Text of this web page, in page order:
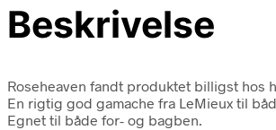
Beskrivelse
Roseheaven fandt produktet billigst hos
En rigtig god gamache fra LeMieux til
Egnet til både for- og bagben.